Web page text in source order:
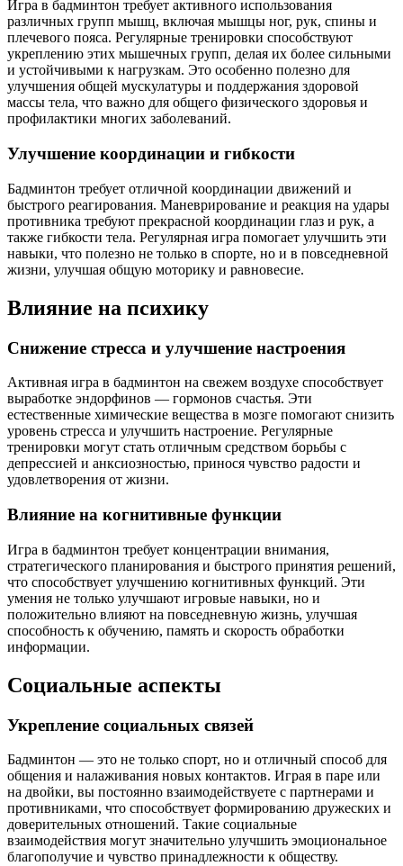
Игра в бадминтон требует активного использования
различных групп мышц, включая мышцы ног, рук, спины и
плечевого пояса. Регулярные тренировки способствуют
укреплению этих мышечных групп, делая их более сильными
и устойчивыми к нагрузкам. Это особенно полезно для
улучшения общей мускулатуры и поддержания здоровой
массы тела, что важно для общего физического здоровья и
профилактики многих заболеваний.
Улучшение координации и гибкости
Бадминтон требует отличной координации движений и
быстрого реагирования. Маневрирование и реакция на удары
противника требуют прекрасной координации глаз и рук, а
также гибкости тела. Регулярная игра помогает улучшить эти
навыки, что полезно не только в спорте, но и в повседневной
жизни, улучшая общую моторику и равновесие.
Влияние на психику
Снижение стресса и улучшение настроения
Активная игра в бадминтон на свежем воздухе способствует
выработке эндорфинов — гормонов счастья. Эти
естественные химические вещества в мозге помогают снизить
уровень стресса и улучшить настроение. Регулярные
тренировки могут стать отличным средством борьбы с
депрессией и анксиозностью, принося чувство радости и
удовлетворения от жизни.
Влияние на когнитивные функции
Игра в бадминтон требует концентрации внимания,
стратегического планирования и быстрого принятия решений,
что способствует улучшению когнитивных функций. Эти
умения не только улучшают игровые навыки, но и
положительно влияют на повседневную жизнь, улучшая
способность к обучению, память и скорость обработки
информации.
Социальные аспекты
Укрепление социальных связей
Бадминтон — это не только спорт, но и отличный способ для
общения и налаживания новых контактов. Играя в паре или
на двойки, вы постоянно взаимодействуете с партнерами и
противниками, что способствует формированию дружеских и
доверительных отношений. Такие социальные
взаимодействия могут значительно улучшить эмоциональное
благополучие и чувство принадлежности к обществу.